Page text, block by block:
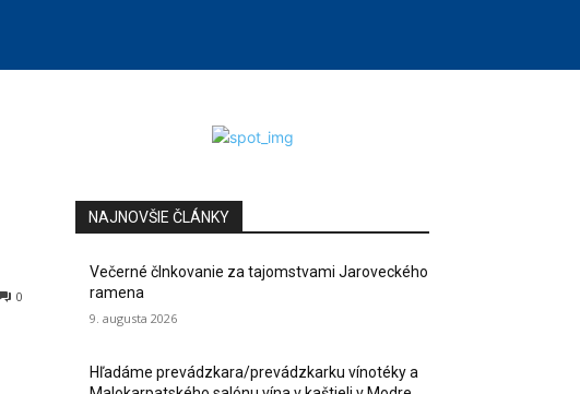
0
NAJNOVŠIE ČLÁNKY
Večerné člnkovanie za tajomstvami Jaroveckého
ramena
9. augusta 2026
Hľadáme prevádzkara/prevádzkarku vínotéky a